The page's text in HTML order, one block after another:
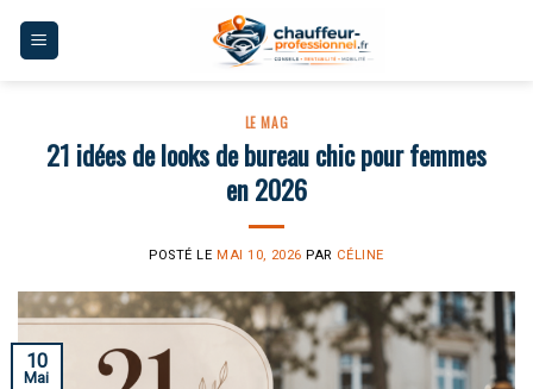
LE MAG
21 idées de looks de bureau chic pour femmes
en 2026
POSTÉ LE MAI 10, 2026 PAR CÉLINE
10
Mai